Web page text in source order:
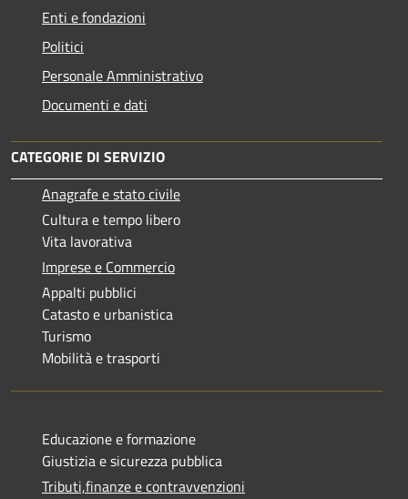
Enti e fondazioni
Politici
Personale Amministrativo
Documenti e dati
CATEGORIE DI SERVIZIO
Anagrafe e stato civile
Cultura e tempo libero
Vita lavorativa
Imprese e Commercio
Appalti pubblici
Catasto e urbanistica
Turismo
Mobilità e trasporti
Educazione e formazione
Giustizia e sicurezza pubblica
Tributi,finanze e contravvenzioni